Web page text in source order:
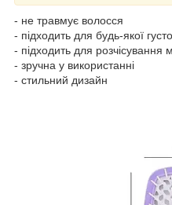
- не травмує волосся
- підходить для будь-якої
- підходить для розчісування
- зручна у використанні
- стильний дизайн